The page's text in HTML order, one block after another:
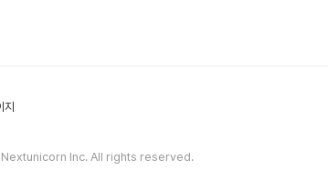
지
Inc. All rights reserved.